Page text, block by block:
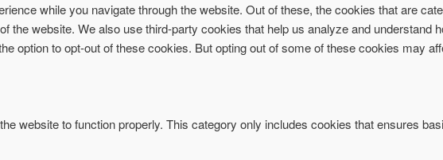
while you navigate through the website. Out of these, the cookies that are
the website. We also use third-party cookies that help us analyze and
option to opt-out of these cookies. But opting out of some of these cookies may
website to function properly. This category only includes cookies that ensures